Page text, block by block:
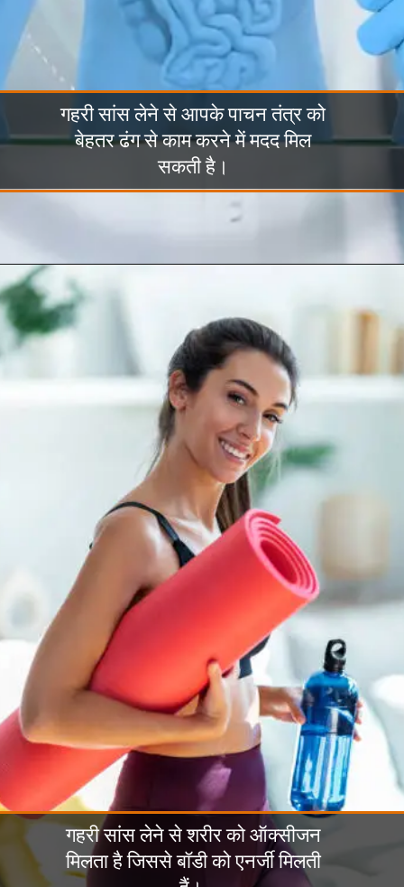
गहरी सांस लेने से आपके पाचन तंत्र को
बेहतर ढंग से काम करने में मदद मिल
सकती है।
गहरी सांस लेने से शरीर को ऑक्सीजन
मिलता है जिससे बॉडी को एनर्जी मिलती